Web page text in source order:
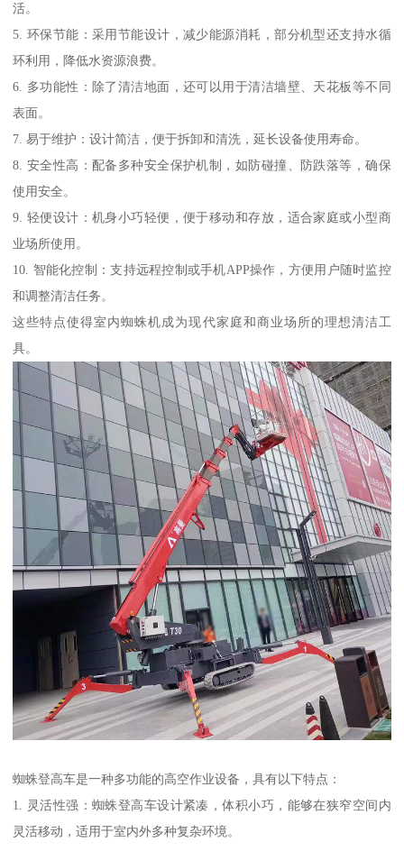
活。
5. 环保节能：采用节能设计，减少能源消耗，部分机型还支持水循
环利用，降低水资源浪费。
6. 多功能性：除了清洁地面，还可以用于清洁墙壁、天花板等不同
表面。
7. 易于维护：设计简洁，便于拆卸和清洗，延长设备使用寿命。
8. 安全性高：配备多种安全保护机制，如防碰撞、防跌落等，确保
使用安全。
9. 轻便设计：机身小巧轻便，便于移动和存放，适合家庭或小型商
业场所使用。
10. 智能化控制：支持远程控制或手机APP操作，方便用户随时监控
和调整清洁任务。
这些特点使得室内蜘蛛机成为现代家庭和商业场所的理想清洁工
具。
蜘蛛登高车是一种多功能的高空作业设备，具有以下特点：
1. 灵活性强：蜘蛛登高车设计紧凑，体积小巧，能够在狭窄空间内
灵活移动，适用于室内外多种复杂环境。